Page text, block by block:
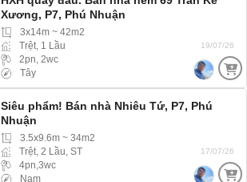
Xương, P7, Phú Nhuận
3x14m ~ 42m2
Trệt, 1 Lầu
2pn, 2wc
Tây
19/07/26
Siêu phẩm! Bán nhà Nhiêu Tứ, P7, Phú
Nhuận
3.5x9.6m ~ 34m2
Trệt, 2 Lầu, ST
4pn,3wc
Nam
17/07/26